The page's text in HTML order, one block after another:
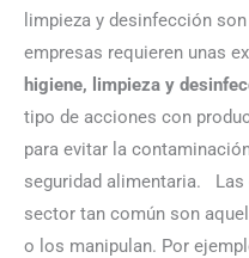
limpieza y desinfección
empresas requieren unas
higiene, limpieza y
tipo de acciones con
para evitar la
seguridad alimentaria.
sector tan común son
o los manipulan. Por